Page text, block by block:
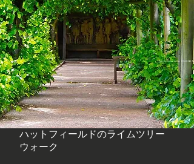
ハットフィールドのライムツリー
ウォーク